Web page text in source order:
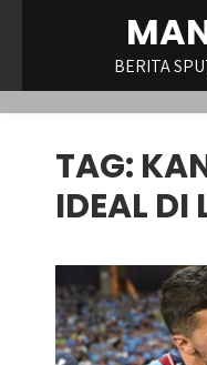
BERITA
TAG:
IDEAL DI